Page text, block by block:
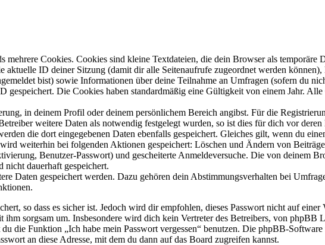
Cookies. Cookies sind kleine Textdateien, die dein Browser als temporäre
aktuelle ID deiner Sitzung (damit dir alle Seitenaufrufe zugeordnet werden
bist) sowie Informationen über deine Teilnahme an Umfragen (sofern du
gespeichert. Die Cookies haben standardmäßig eine Gültigkeit von einem Jahr.
in deinem Profil oder deinem persönlichem Bereich angibst. Für die
weitere Daten als notwendig festgelegt wurden, so ist dies für dich vor deren
die dort eingegebenen Daten ebenfalls gespeichert. Gleiches gilt, wenn du
weiterhin bei folgenden Aktionen gespeichert: Löschen und Ändern von
Benutzer-Passwort) und gescheiterte Anmeldeversuche. Die von deinem
dauerhaft gespeichert.
Daten gespeichert werden. Dazu gehören dein Abstimmungsverhalten bei
so dass es sicher ist. Jedoch wird dir empfohlen, dieses Passwort nicht auf
sorgsam um. Insbesondere wird dich kein Vertreter des Betreibers, von phpBB
die Funktion „Ich habe mein Passwort vergessen“ benutzen. Die phpBB-
an diese Adresse, mit dem du dann auf das Board zugreifen kannst.